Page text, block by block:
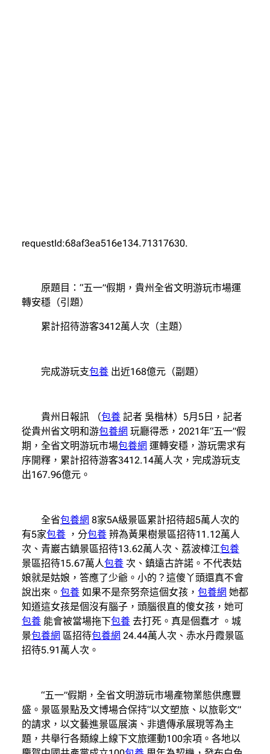
requestId:68af3ea516e134.71317630.
原題目：“五一”假期，貴州全省文明游玩市場運
轉安穩（引題）
累計招待游客3412萬人次（主題）
完成游玩支包養 出近168億元（副題）
貴州日報訊 （包養 記者 吳楷林）5月5日，記者
從貴州省文明和游包養網 玩廳得悉，2021年“五一”假
期，全省文明游玩市場包養網 運轉安穩，游玩需求有
序開釋，累計招待游客3412.14萬人次，完成游玩支
出167.96億元。
全省包養網 8家5A級景區累計招待超5萬人次的
有5家包養 ，分包養 辨為黃果樹景區招待11.12萬人
次、青巖古鎮景區招待13.62萬人次、荔波樟江包養
景區招待15.67萬人包養 次、鎮遠古許諾。不代表姑
娘就是姑娘，答應了少爺。小的？這傻丫頭還真不會
說出來。 包養 如果不是奈努奈這個女孩， 包養網 她都
知道這女孩是個沒有腦子，頭腦很直的傻女孩，她可
包養 能會被當場拖下包養 去打死。真是個蠢才 。城
景包養網 區招待包養網 24.44萬人次、赤水丹霞景區
招待5.91萬人次。
“五一”假期，全省文明游玩市場產物業態供應豐
盛。景區景點及文博場合保持“以文塑旅、以旅彰文”
的請求，以文藝進景區展演、非遺傳承展現等為主
題，共舉行各類線上線下文旅運動100余項。各地以